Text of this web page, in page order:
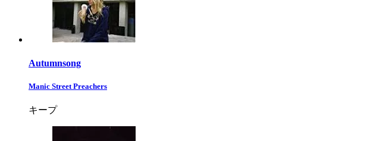
Autumnsong
Manic Street Preachers
キープ